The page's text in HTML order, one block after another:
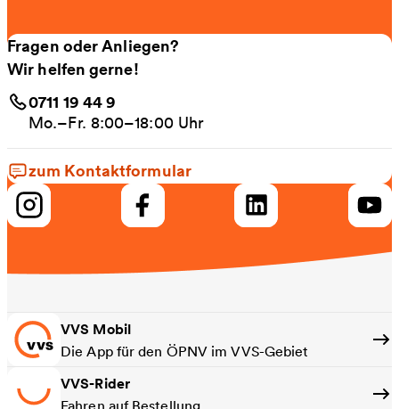
Fragen oder Anliegen?
Wir helfen gerne!
0711 19 44 9
Mo.–Fr. 8:00–18:00 Uhr
zum Kontaktformular
VVS Mobil
Die App für den ÖPNV im VVS-Gebiet
VVS-Rider
Fahren auf Bestellung